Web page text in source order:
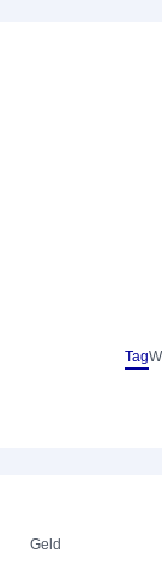
Tag
Geld